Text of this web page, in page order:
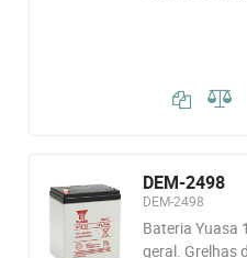
DEM-2498
DEM-2498
Bateria Yuasa
geral. Grelhas